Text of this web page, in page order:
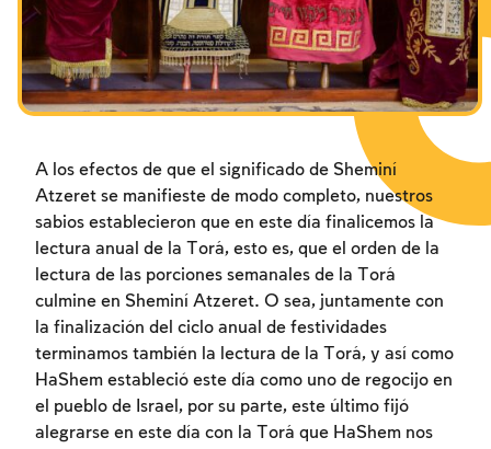
Los ayunos por la destrucción del Templo
Janucá
Purim
A los efectos de que el significado de Sheminí
Atzeret se manifieste de modo completo, nuestros
sabios establecieron que en este día finalicemos la
lectura anual de la Torá, esto es, que el orden de la
lectura de las porciones semanales de la Torá
culmine en Sheminí Atzeret. O sea, juntamente con
la finalización del ciclo anual de festividades
terminamos también la lectura de la Torá, y así como
HaShem estableció este día como uno de regocijo en
el pueblo de Israel, por su parte, este último fijó
alegrarse en este día con la Torá que HaShem nos